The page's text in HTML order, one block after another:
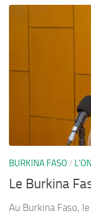
BURKINA FASO /
Le Burkina
Au Burkina Faso,